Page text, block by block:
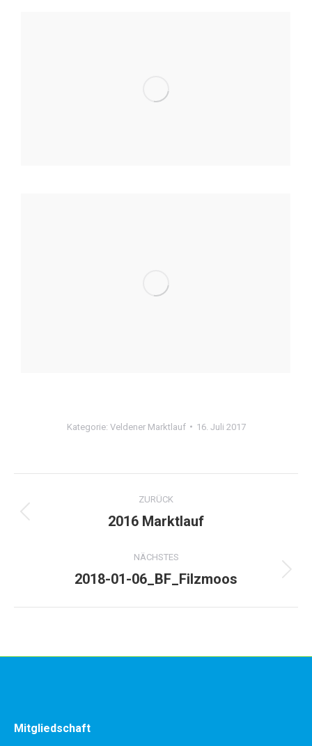
Kategorie: Veldener Marktlauf 16. Juli 2017
Navigation
ZURÜCK
Vorheriges
2016 Marktlauf
NÄCHSTES
Nächstes
2018-01-06_BF_Filzmoos
Mitgliedschaft